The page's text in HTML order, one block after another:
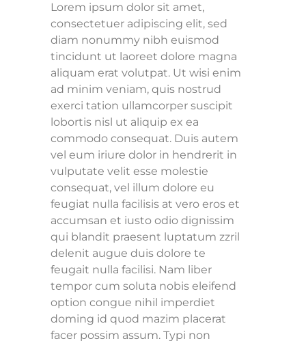
Lorem ipsum dolor sit amet,
consectetuer adipiscing elit, sed
diam nonummy nibh euismod
tincidunt ut laoreet dolore magna
aliquam erat volutpat. Ut wisi enim
ad minim veniam, quis nostrud
exerci tation ullamcorper suscipit
lobortis nisl ut aliquip ex ea
commodo consequat. Duis autem
vel eum iriure dolor in hendrerit in
vulputate velit esse molestie
consequat, vel illum dolore eu
feugiat nulla facilisis at vero eros et
accumsan et iusto odio dignissim
qui blandit praesent luptatum zzril
delenit augue duis dolore te
feugait nulla facilisi. Nam liber
tempor cum soluta nobis eleifend
option congue nihil imperdiet
doming id quod mazim placerat
facer possim assum. Typi non